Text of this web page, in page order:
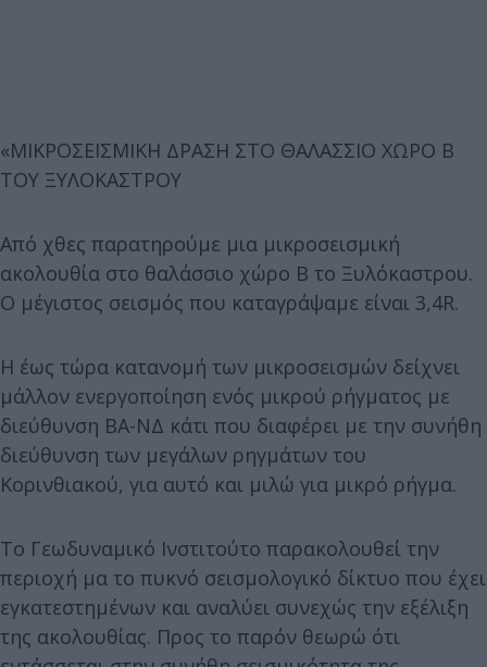
«ΜΙΚΡΟΣΕΙΣΜΙΚΗ ΔΡΑΣΗ ΣΤΟ ΘΑΛΑΣΣΙΟ ΧΩΡΟ Β
ΤΟΥ ΞΥΛΟΚΑΣΤΡΟΥ
Από χθες παρατηρούμε μια μικροσεισμική
ακολουθία στο θαλάσσιο χώρο Β το Ξυλόκαστρου.
Ο μέγιστος σεισμός που καταγράψαμε είναι 3,4R.
Η έως τώρα κατανομή των μικροσεισμών δείχνει
μάλλον ενεργοποίηση ενός μικρού ρήγματος με
διεύθυνση ΒΑ-ΝΔ κάτι που διαφέρει με την συνήθη
διεύθυνση των μεγάλων ρηγμάτων του
Κορινθιακού, για αυτό και μιλώ για μικρό ρήγμα.
Το Γεωδυναμικό Ινστιτούτο παρακολουθεί την
περιοχή μα το πυκνό σεισμολογικό δίκτυο που έχει
εγκατεστημένων και αναλύει συνεχώς την εξέλιξη
της ακολουθίας. Προς το παρόν θεωρώ ότι